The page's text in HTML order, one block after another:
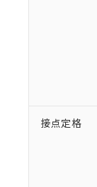
接点定格